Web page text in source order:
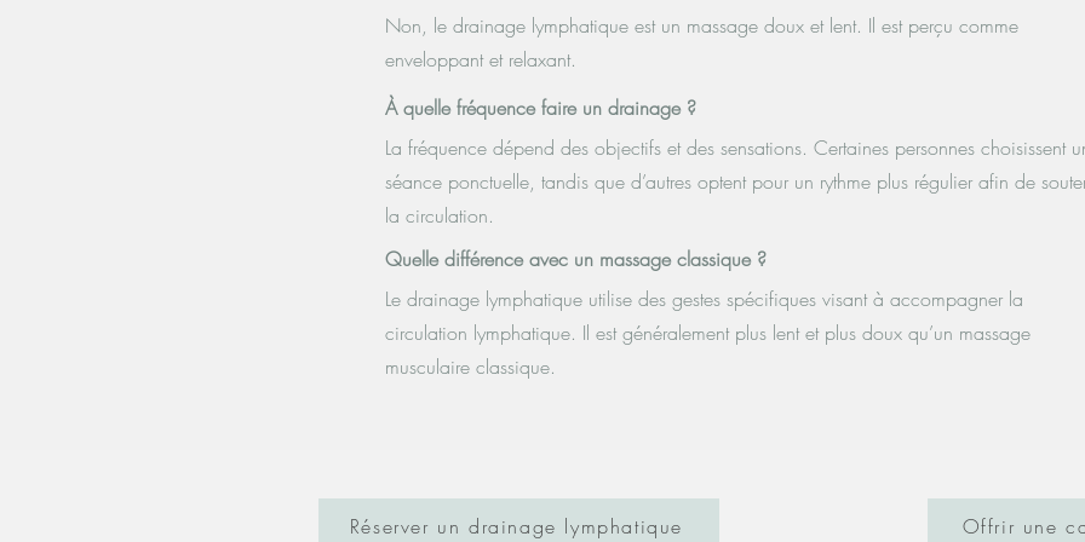
Non, le drainage lymphatique est un massage doux et lent. Il est perçu comme
enveloppant et relaxant.
À quelle fréquence faire un drainage ?​
La fréquence dépend des objectifs et des sensations. Certaines personnes choisissent
séance ponctuelle, tandis que d’autres optent pour un rythme plus régulier afin de
la circulation.
Quelle différence avec un massage classique ?
Le drainage lymphatique utilise des gestes spécifiques visant à accompagner la
circulation lymphatique. Il est généralement plus lent et plus doux qu’un massage
musculaire classique.
Réserver un drainage lymphatique Offrir une